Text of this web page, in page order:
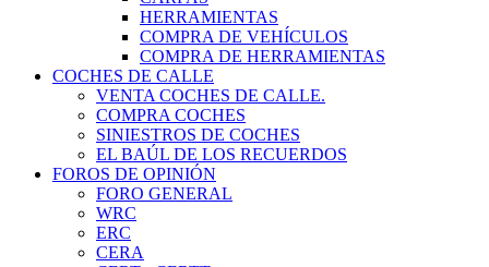
HERRAMIENTAS
COMPRA DE VEHÍCULOS
COMPRA DE HERRAMIENTAS
COCHES DE CALLE
VENTA COCHES DE CALLE.
COMPRA COCHES
SINIESTROS DE COCHES
EL BAÚL DE LOS RECUERDOS
FOROS DE OPINIÓN
FORO GENERAL
WRC
ERC
CERA